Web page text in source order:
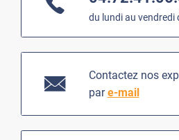
du lundi au vendredi
Contactez nos
pare-mail